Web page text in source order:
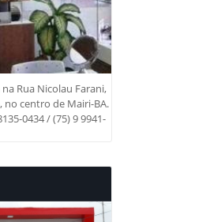
Rua Nicolau Farani,
no centro de Mairi-BA.
0434 / (75) 9 9941-